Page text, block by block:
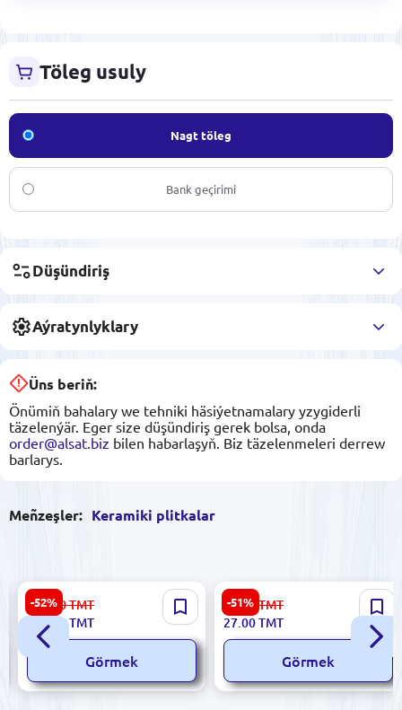
Töleg usuly
Nagt töleg
Bank geçirimi
Düşündiriş
Aýratynlyklary
Üns beriň:
Önümiň bahalary we tehniki häsiýetnamalary yzygiderli
täzelenýär. Eger size düşündiriş gerek bolsa, onda
order@alsat.biz bilen habarlaşyň. Biz täzelenmeleri derrew
barlarys.
Meñzeşler: Keramiki plitkalar
-52%
Sinfonia 843502000021 |
Keramiki Plitka 45x45 sm
Polirlenen Krem
334.00TMT
158.00TMT
Görmek
-51%
Sinfonia 8435020000020 |
Keramiki plitka 10x29.5 sm
rezin örtükli
56.00 TMT
27.00TMT
Görmek